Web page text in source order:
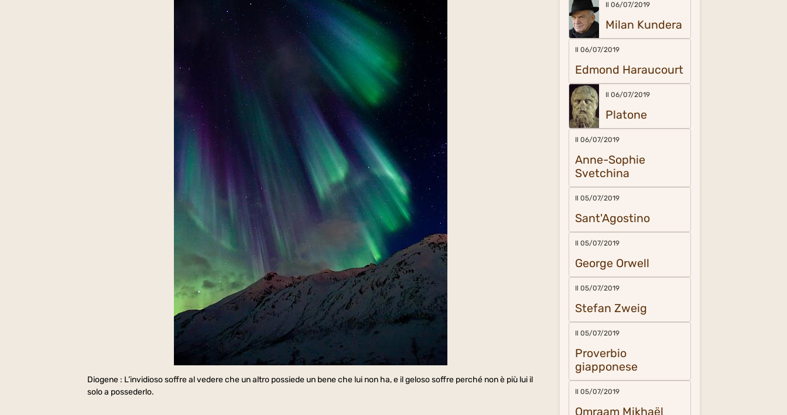
Diogene : L’invidioso soffre al vedere che un altro possiede un bene che lui non ha, e il geloso soffre perché non è più lui il
solo a possederlo.
Il 06/07/2019
Milan Kundera
Il 06/07/2019
Edmond Haraucourt
Il 06/07/2019
Platone
Il 06/07/2019
Anne-Sophie
Svetchina
Il 05/07/2019
Sant'Agostino
Il 05/07/2019
George Orwell
Il 05/07/2019
Stefan Zweig
Il 05/07/2019
Proverbio
giapponese
Il 05/07/2019
Omraam Mikhaël